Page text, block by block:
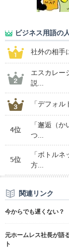
ビジネス用語の
社外の相手
エスカレー
説...
「デフォ
4位
「邂逅（
つ...
5位
「ボトル
方...
関連リンク
今からでも遅くない？
元ホームレス社長が語
ト